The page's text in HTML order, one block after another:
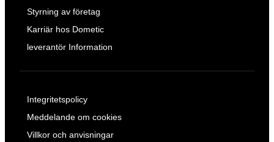
Styrning av företag
Karriär hos Dometic
leverantör Information
Integritetspolicy
Meddelande om cookies
Villkor och anvisningar